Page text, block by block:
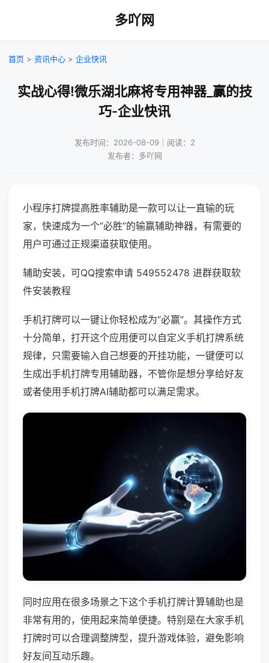
多吖网
首页 > 资讯中心 > 企业快讯
实战心得!微乐湖北麻将专用神器_赢的技
巧-企业快讯
发布时间：2026-08-09｜阅读：2
发布者：多吖网
小程序打牌提高胜率辅助是一款可以让一直输的玩
家，快速成为一个“必胜”的输赢辅助神器，有需要的
用户可通过正规渠道获取使用。
辅助安装，可QQ搜索申请 549552478 进群获取软
件安装教程
手机打牌可以一键让你轻松成为“必赢”。其操作方式
十分简单，打开这个应用便可以自定义手机打牌系统
规律，只需要输入自己想要的开挂功能，一键便可以
生成出手机打牌专用辅助器，不管你是想分享给好友
或者使用手机打牌AI辅助都可以满足需求。
同时应用在很多场景之下这个手机打牌计算辅助也是
非常有用的，使用起来简单便捷。特别是在大家手机
打牌时可以合理调整牌型，提升游戏体验，避免影响
好友间互动乐趣。